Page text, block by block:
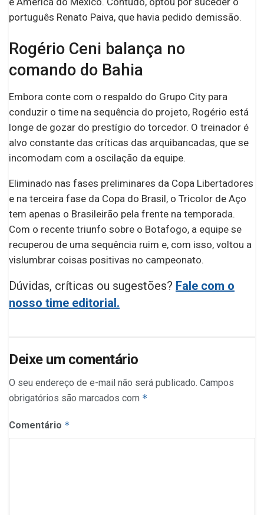
português Renato Paiva, que havia pedido demissão.
Rogério Ceni balança no
comando do Bahia
Embora conte com o respaldo do Grupo City para
conduzir o time na sequência do projeto, Rogério está
longe de gozar do prestígio do torcedor. O treinador é
alvo constante das críticas das arquibancadas, que se
incomodam com a oscilação da equipe.
Eliminado nas fases preliminares da Copa Libertadores
e na terceira fase da Copa do Brasil, o Tricolor de Aço
tem apenas o Brasileirão pela frente na temporada.
Com o recente triunfo sobre o Botafogo, a equipe se
recuperou de uma sequência ruim e, com isso, voltou a
vislumbrar coisas positivas no campeonato.
Dúvidas, críticas ou sugestões? Fale com o
nosso time editorial.
Deixe um comentário
O seu endereço de e-mail não será publicado. Campos
obrigatórios são marcados com *
Comentário *